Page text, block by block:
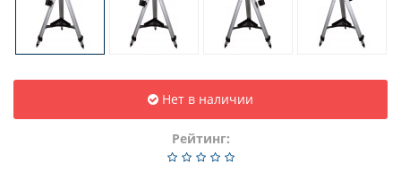
Нет в наличии
Рейтинг: